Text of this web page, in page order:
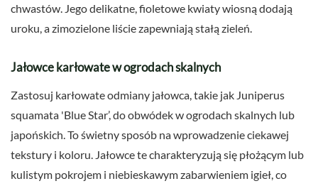
chwastów. Jego delikatne, fioletowe kwiaty wiosną dodają
uroku, a zimozielone liście zapewniają stałą zieleń.
Jałowce karłowate w ogrodach skalnych
Zastosuj karłowate odmiany jałowca, takie jak Juniperus
squamata 'Blue Star’, do obwódek w ogrodach skalnych lub
japońskich. To świetny sposób na wprowadzenie ciekawej
tekstury i koloru. Jałowce te charakteryzują się płożącym lub
kulistym pokrojem i niebieskawym zabarwieniem igieł, co